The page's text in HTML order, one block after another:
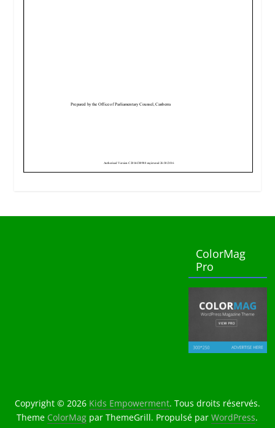
ColorMag
Pro
Copyright © 2026 Kids Empowerment. Tous droits réservés.
Theme ColorMag par ThemeGrill. Propulsé parWordPress.